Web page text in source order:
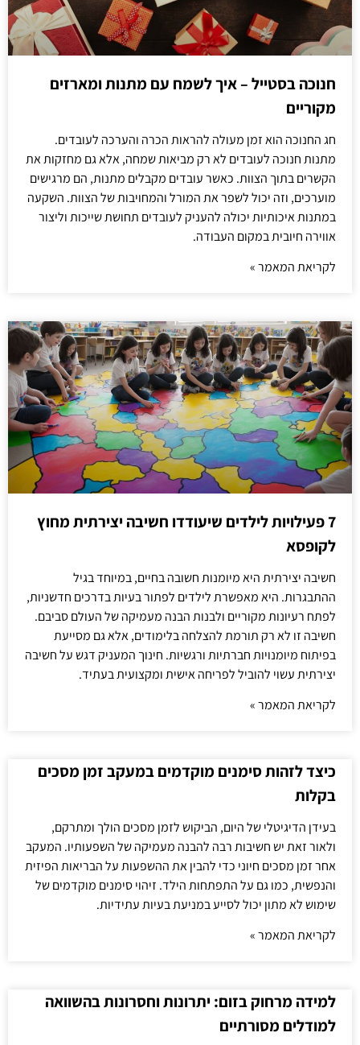
חנוכה בסטייל – איך לשמח עם מתנות ומארזים
מקוריים
חג החנוכה הוא זמן מעולה להראות הכרה והערכה לעובדים.
מתנות חנוכה לעובדים לא רק מביאות שמחה, אלא גם מחזקות את
הקשרים בתוך הצוות. כאשר עובדים מקבלים מתנות, הם מרגישים
מוערכים, וזה יכול לשפר את המורל והמחויבות של הצוות. השקעה
במתנות איכותיות יכולה להעניק לעובדים תחושת שייכות וליצור
אווירה חיובית במקום העבודה.
לקריאת המאמר »
7 פעילויות לילדים שיעודדו חשיבה יצירתית מחוץ
לקופסא
חשיבה יצירתית היא מיומנות חשובה בחיים, במיוחד בגיל
ההתבגרות. היא מאפשרת לילדים לפתור בעיות בדרכים חדשניות,
לפתח רעיונות מקוריים ולבנות הבנה מעמיקה של העולם סביבם.
חשיבה זו לא רק תורמת להצלחה בלימודים, אלא גם מסייעת
בפיתוח מיומנויות חברתיות ורגשיות. חינוך המעניק דגש על חשיבה
יצירתית עשוי להוביל לפריחה אישית ומקצועית בעתיד.
לקריאת המאמר »
כיצד לזהות סימנים מוקדמים במעקב זמן מסכים
בקלות
בעידן הדיגיטלי של היום, הביקוש לזמן מסכים הולך ומתרקם,
ולאור זאת יש חשיבות רבה להבנה מעמיקה של השפעותיו. המעקב
אחר זמן מסכים חיוני כדי להבין את ההשפעות על הבריאות הפיזית
והנפשית, כמו גם על התפתחות הילד. זיהוי סימנים מוקדמים של
שימוש לא מתון יכול לסייע במניעת בעיות עתידיות.
לקריאת המאמר »
למידה מרחוק בזום: יתרונות וחסרונות בהשוואה
למודלים מסורתיים